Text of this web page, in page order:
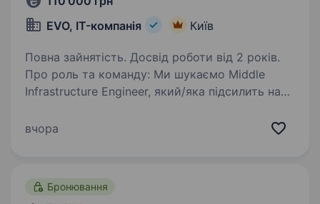
EVO, IT-компанія
Київ
Повна зайнятість. Досвід роботи від 2 років.
Про роль та команду: Ми шукаємо Middle
Infrastructure Engineer, який/яка підсилить наш
офіс та виокремленням проєкту, ми формуємо
вчора
Бронювання